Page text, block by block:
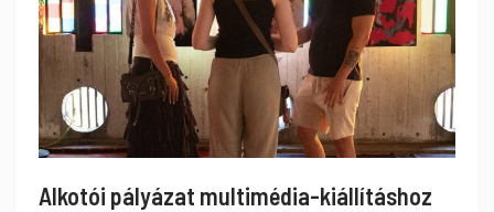
Alkotói pályázat multimédia-kiállításhoz